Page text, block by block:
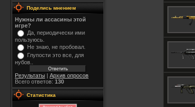
Поделись мнением
Нужны ли ассасины этой
игре?
Да, периодически ими
пользуюсь.
Не знаю, не пробовал.
Глупости это все, для
нубов..
Результаты | Архив опросов
Всего ответов: 130
Статистика